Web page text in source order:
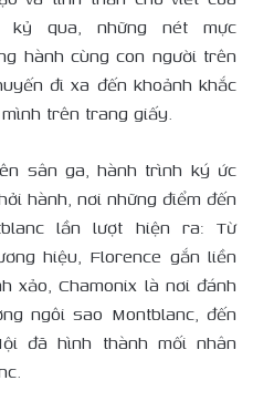
kỷ qua, những nét mực
hành cùng con người trên
đi xa đến khoảnh khắc
trên trang giấy.
sân ga, hành trình ký ức
hành, nơi những điểm đến
lần lượt hiện ra: Từ
hiệu, Florence gắn liền
xảo, Chamonix là nơi đánh
ngôi sao Montblanc, đến
đã hình thành mối nhân